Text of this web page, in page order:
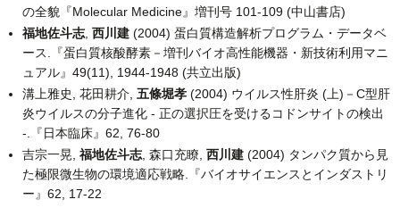
の全貌『Molecular Medicine』増刊号 101-109 (中山書店)
福地佐斗志 西川建 (2004) 蛋白質構造解析プログラム・データベ
ース.『蛋白質核酸酵素－増刊バイオ高性能機器・新技術利用マニ
ュアル』49(11), 1944-1948 (共立出版)
溝上雅史, 花田耕介, 五條堀孝 (2004) ウイルス性肝炎 (上)－C型肝
炎ウイルスの分子進化 - 正の選択圧を受けるコドンサイトの検出
-.『日本臨床』62, 76-80
吉宗一晃, 福地佐斗志 , 森口充瞭, 西川建 (2004) タンパク質から見
た極限微生物の環境適応戦略.『バイオサイエンスとインダストリ
ー』62, 17-22